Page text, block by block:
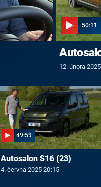
50:11
12. února
49:59
Autosalon S16 (23)
4. června 2025 20:15